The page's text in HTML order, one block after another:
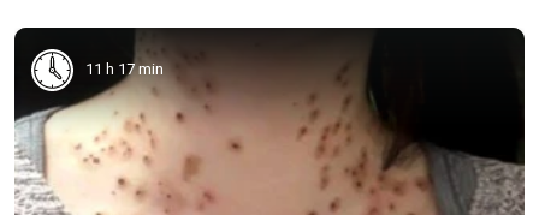
11 h 17 min